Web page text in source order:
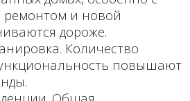
ремонтом и новой
дороже.
Количество
повышают